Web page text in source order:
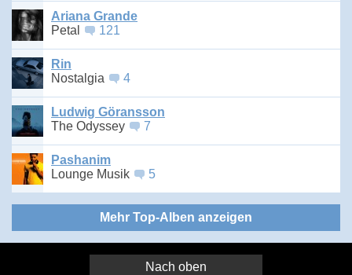
Ariana Grande
Petal
121
Rin
Nostalgia
4
Ludwig Göransson
The Odyssey
7
Pashanim
Lounge Musik
5
Mehr Top-Alben anzeigen
Nach oben